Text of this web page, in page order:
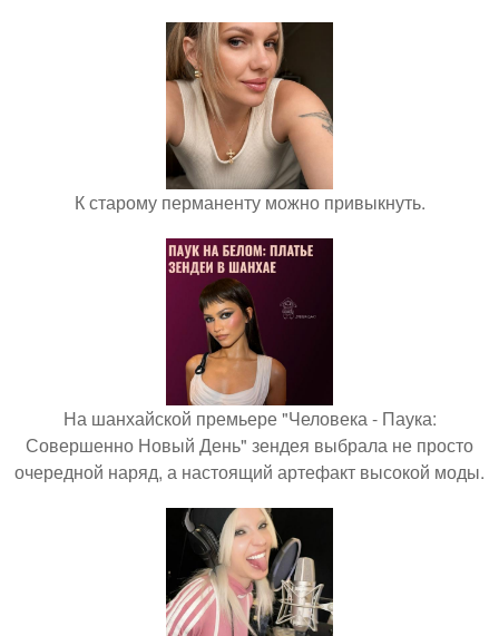
К старому перманенту можно привыкнуть.
На шанхайской премьере "Человека - Паука:
Совершенно Новый День" зендея выбрала не просто
очередной наряд, а настоящий артефакт высокой моды.